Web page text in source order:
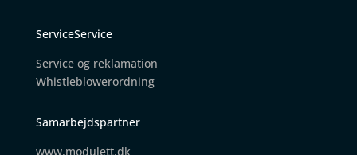
ServiceService
Service og reklamation
Whistleblowerordning
Samarbejdspartner
www.modulett.dk